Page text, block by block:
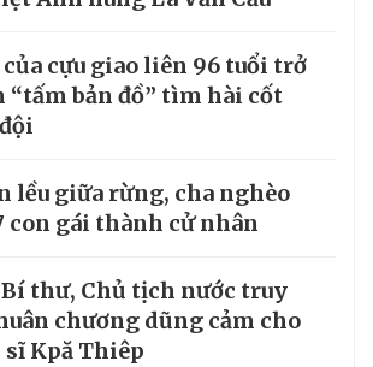
của cựu giao liên 96 tuổi trở
“tấm bản đồ” tìm hài cốt
lều giữa rừng, cha nghèo
con gái thành cử nhân
thư, Chủ tịch nước truy
chương dũng cảm cho
Kpă Thiêp